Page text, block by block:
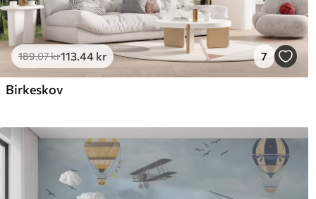
189.07kr113.44 kr 7
Birkeskov